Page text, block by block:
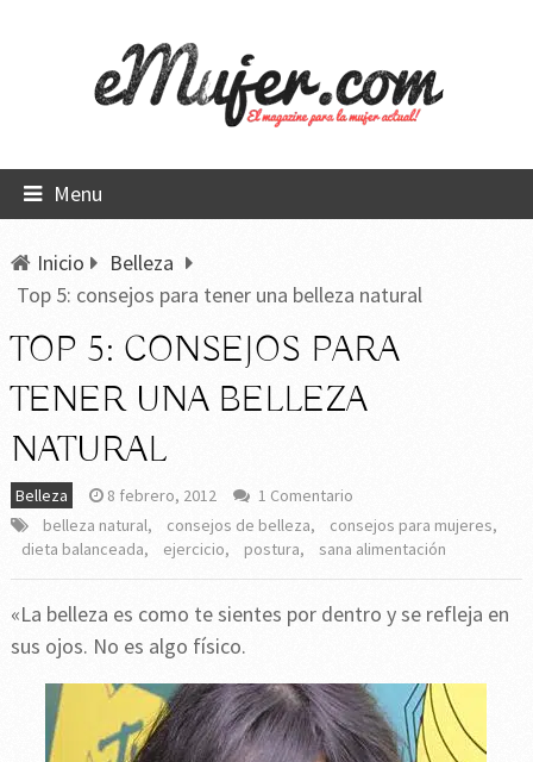
Menu
Inicio
Belleza
Top 5: consejos para tener una belleza natural
TOP 5: CONSEJOS PARA
TENER UNA BELLEZA
NATURAL
Belleza 8 febrero, 2012
1 Comentario
belleza natural, consejos de belleza, consejos para mujeres,
dieta balanceada, ejercicio, postura, sana alimentación
«La belleza es como te sientes por dentro y se refleja en
sus ojos. No es algo físico.